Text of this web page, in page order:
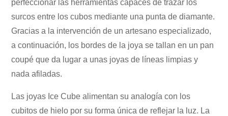
perfeccionar las herramientas capaces de trazar los
surcos entre los cubos mediante una punta de diamante.
Gracias a la intervención de un artesano especializado,
a continuación, los bordes de la joya se tallan en un pan
coupé que da lugar a unas joyas de líneas limpias y
nada afiladas.
Las joyas Ice Cube alimentan su analogía con los
cubitos de hielo por su forma única de reflejar la luz. La